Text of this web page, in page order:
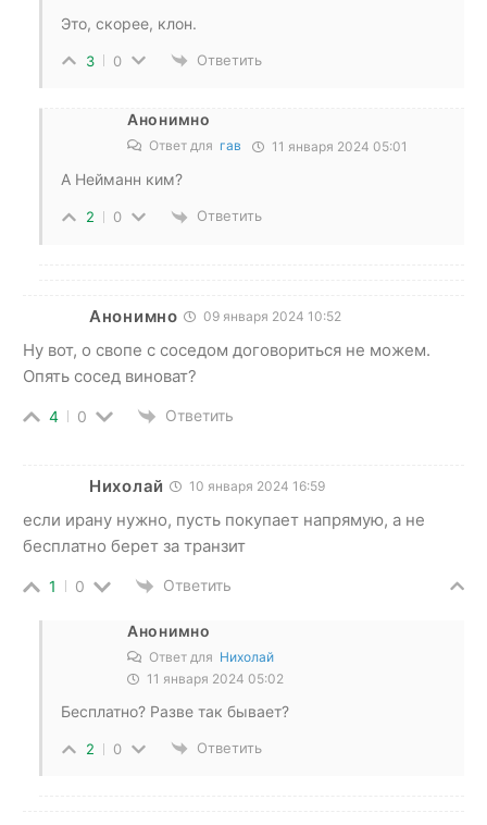
Это, скорее, клон.
3 0 Ответить
Анонимно
Ответ для гав 11 января 2024 05:01
А Нейманн ким?
2 0 Ответить
Анонимно 09 января 2024 10:52
Ну вот, о свопе с соседом договориться не можем.
Опять сосед виноват?
4 0 Ответить
Нихолай 10 января 2024 16:59
если ирану нужно, пусть покупает напрямую, а не
бесплатно берет за транзит
1 0 Ответить
Анонимно
Ответ для Нихолай
11 января 2024 05:02
Бесплатно? Разве так бывает?
2 0 Ответить